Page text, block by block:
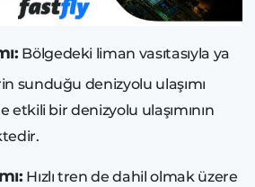
Bölgedeki liman vasıtasıyla ya
sunduğu denizyolu ulaşımı
etkili bir denizyolu ulaşımının
Hızlı tren de dahil olmak üzere